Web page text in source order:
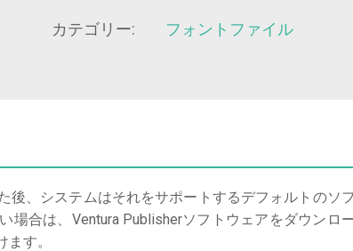
カテゴリー: フォントファイル
、システムはそれをサポートするデフォルトのソ
場合は、Ventura Publisherソフトウェアをダウンロ
す。